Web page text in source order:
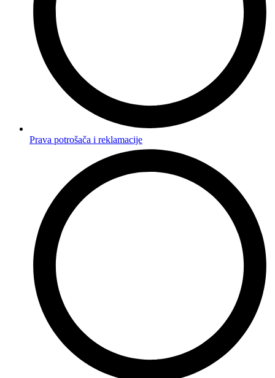
Prava potrošača i reklamacije